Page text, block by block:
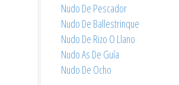
Nudo De Pescador
Nudo De Ballestrinque
Nudo De Rizo O Llano
Nudo As De Guía
Nudo De Ocho